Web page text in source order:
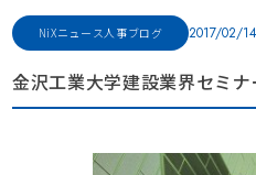
NiXニュース人事ブログ 2017/02/14
金沢工業大学建設業界セミナ